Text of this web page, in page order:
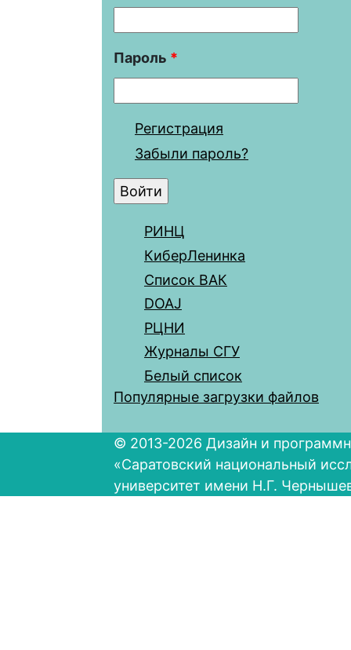
Пароль *
Регистрация
Забыли пароль?
РИНЦ
КиберЛенинка
Список ВАК
DOAJ
РЦНИ
Журналы СГУ
Белый список
Популярные загрузки файлов
© 2013-2026 Дизайн и
«Саратовский национальный
университет имени Н.Г.